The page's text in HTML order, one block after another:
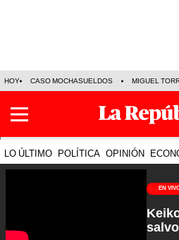
HOY CASO MOCHASUELDOS MIGUEL
LO ÚLTIMO POLÍTICA OPINIÓN
EN